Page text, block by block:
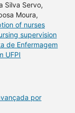
Silva Servo,
Moura,
of nurses
supervision
de Enfermagem
UFPI
por